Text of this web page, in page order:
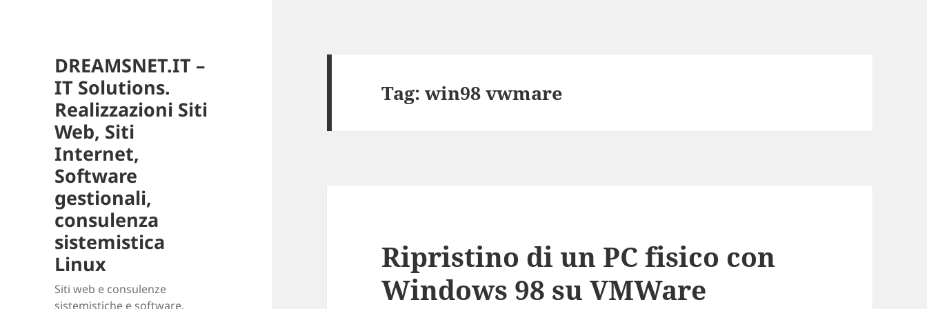
DREAMSNET.IT –
IT Solutions.
Realizzazioni Siti
Web, Siti
Internet,
Software
gestionali,
consulenza
sistemistica
Linux
Siti web e consulenze
sistemistiche e software.
Tag:win98 vwmare
Ripristino di un PC fisico con
Windows 98 su VMWare